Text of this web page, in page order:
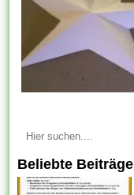
Beliebte Beiträge